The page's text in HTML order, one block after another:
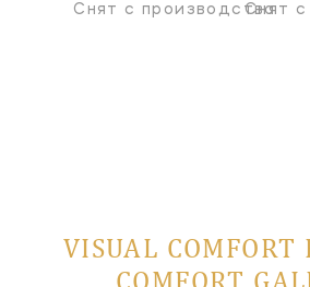
Снят с производстваСнят с
VISUAL COMFORT
COMFORT